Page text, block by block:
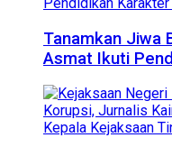
Tanamkan Jiwa
Asmat Ikuti